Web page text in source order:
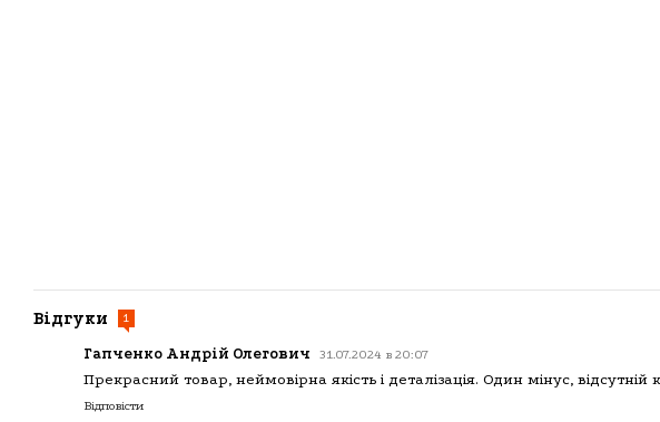
Відгуки 1
Гапченко Андрій Олегович 31.07.2024 в 20:07
Прекрасний товар, неймовірна якість і деталізація. Один мінус,
Відповісти